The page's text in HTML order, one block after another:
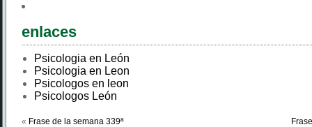
enlaces
Psicologia en León
Psicologia en Leon
Psicologos en leon
Psicologos León
« Frase de la semana 339ª